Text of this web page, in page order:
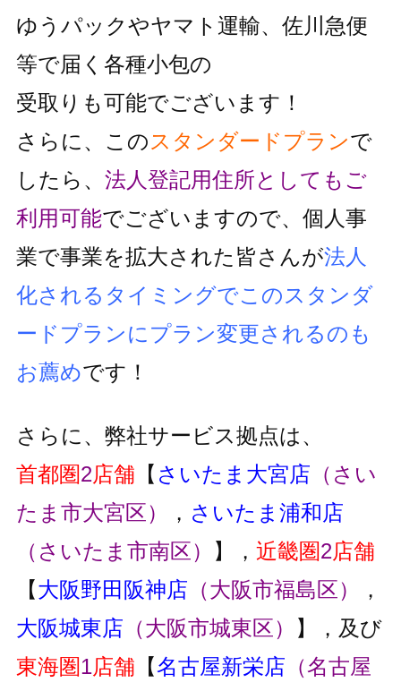
ゆうパックやヤマト運輸、佐川急便
等で届く各種小包の
受取りも可能でございます！
さらに、この スタンダードプランで
したら、 法人登記用住所としても ご
利用可能でございますので、個人事
業で事業を拡大された皆さんが法人
化されるタイミングでこのスタンダ
ードプランにプラン変更されるのも
お薦めです！
さらに、弊社サービス拠点は、
首都圏2店舗 【 さいたま大宮店 （さい
たま市大宮区）
， さいたま浦和店
（さいたま市南区）
】， 近畿圏2店舗
【大阪野田阪神店 （大阪市福島区）
，
大阪城東店 （大阪市城東区）
】，及び
東海圏1店舗 【名古屋新栄店 （名古屋